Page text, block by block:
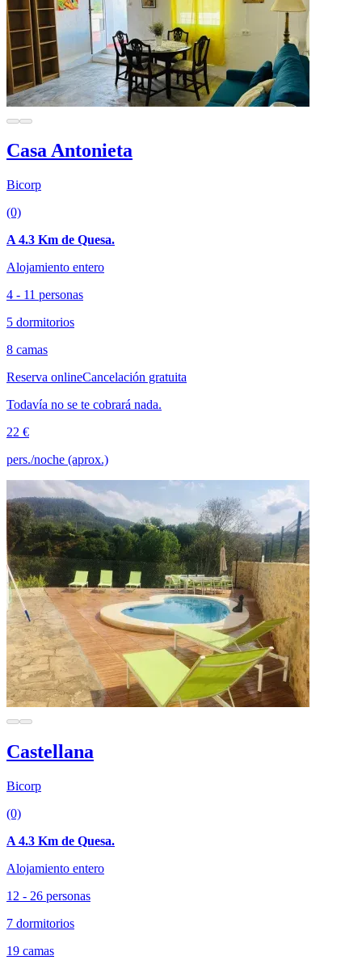
Casa Antonieta
Bicorp
(0)
A 4.3 Km de Quesa.
Alojamiento entero
4 - 11 personas
5 dormitorios
8 camas
Reserva onlineCancelación gratuita
Todavía no se te cobrará nada.
22 €
pers./noche (aprox.)
Castellana
Bicorp
(0)
A 4.3 Km de Quesa.
Alojamiento entero
12 - 26 personas
7 dormitorios
19 camas